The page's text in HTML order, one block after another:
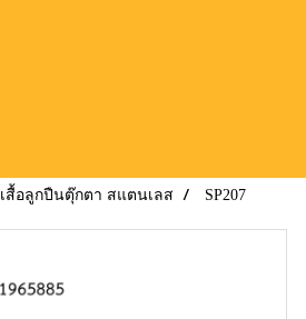
เสื้อลูกปืนตุ๊กตา สแตนเลส SP207